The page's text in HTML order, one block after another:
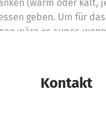
(warm oder kalt,
geben. Um für
wäre es super,
www.museen-
darauf euch bei dieser
Kontakt